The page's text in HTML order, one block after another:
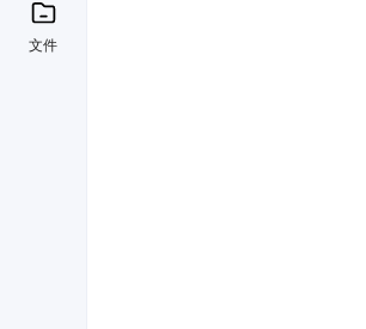
文件